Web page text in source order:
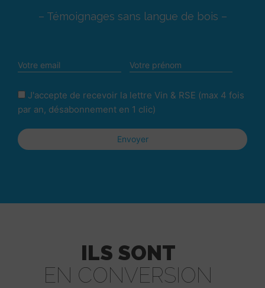
– Témoignages sans langue de bois –
J'accepte de recevoir la lettre Vin & RSE (max 4 fois
par an, désabonnement en 1 clic)
ILS SONT
EN CONVERSION